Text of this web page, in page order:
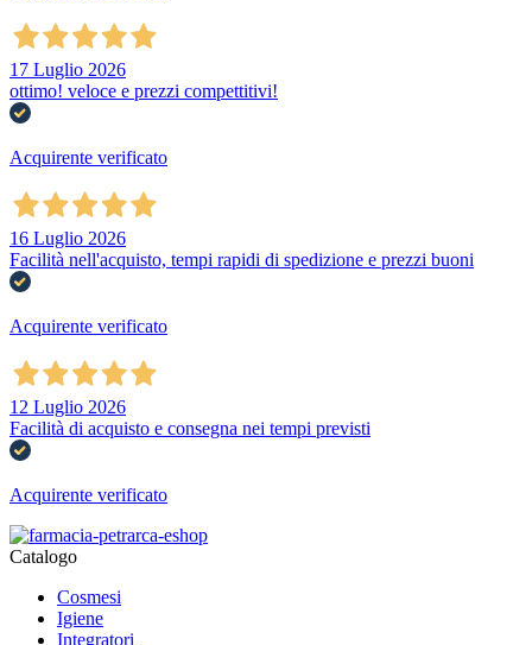
17 Luglio 2026
ottimo! veloce e prezzi compettitivi!
Acquirente verificato
16 Luglio 2026
Facilità nell'acquisto, tempi rapidi di spedizione e prezzi buoni
Acquirente verificato
12 Luglio 2026
Facilità di acquisto e consegna nei tempi previsti
Acquirente verificato
Catalogo
Cosmesi
Igiene
Integratori